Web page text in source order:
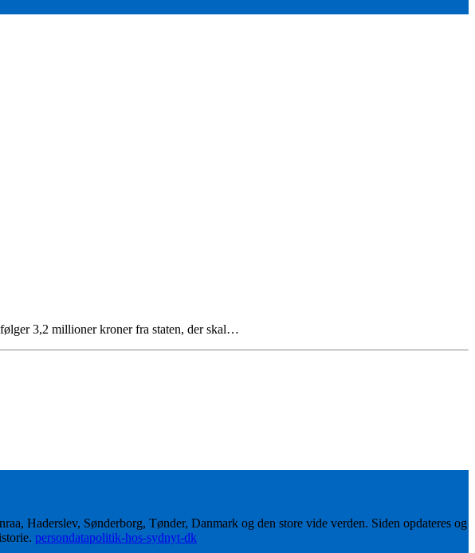
3,2 millioner kroner fra staten, der skal…
Haderslev, Sønderborg, Tønder, Danmark og den store vide verden. Siden opdateres og
persondatapolitik-hos-sydnyt-dk